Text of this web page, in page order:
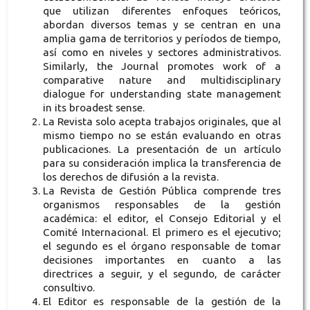
que utilizan diferentes enfoques teóricos,
abordan diversos temas y se centran en una
amplia gama de territorios y períodos de tiempo,
así como en niveles y sectores administrativos.
Similarly, the Journal promotes work of a
comparative nature and multidisciplinary
dialogue for understanding state management
in its broadest sense.
La Revista solo acepta trabajos originales, que al
mismo tiempo no se están evaluando en otras
publicaciones. La presentación de un artículo
para su consideración implica la transferencia de
los derechos de difusión a la revista.
La Revista de Gestión Pública comprende tres
organismos responsables de la gestión
académica: el editor, el Consejo Editorial y el
Comité Internacional. El primero es el ejecutivo;
el segundo es el órgano responsable de tomar
decisiones importantes en cuanto a las
directrices a seguir, y el segundo, de carácter
consultivo.
El Editor es responsable de la gestión de la